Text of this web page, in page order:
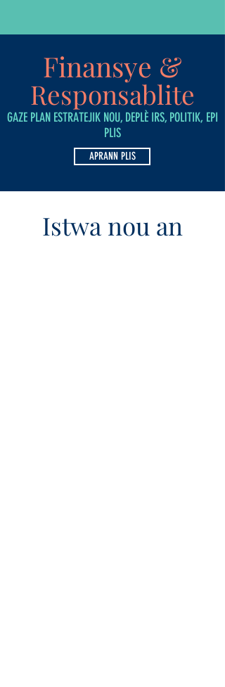
Finansye &
Responsablite
GAZE PLAN ESTRATEJIK NOU, DEPLÈ IRS, POLITIK, EPI
PLIS
APRANN PLIS
Istwa nou an